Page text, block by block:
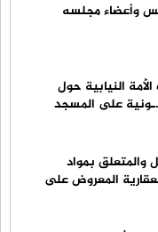
وأعضاء مجلسه
النيابية حول
على المسجد
والمتعلق بمواد
المعروض على